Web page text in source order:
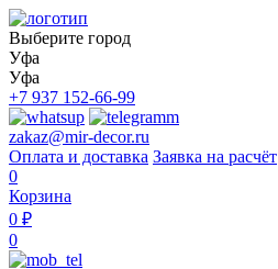
Выберите город
Уфа
Уфа
+7 937 152-66-99
zakaz@mir-decor.ru
Оплата и доставка Заявка на расчёт
0
Корзина
0 ₽
0